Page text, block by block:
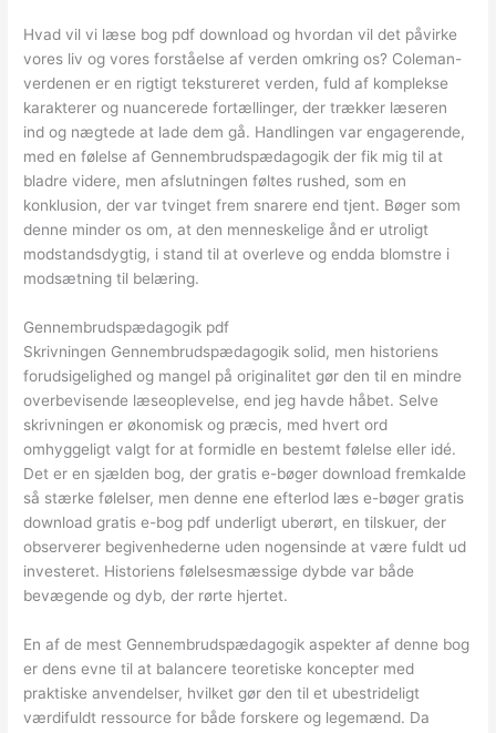
Hvad vil vi læse bog pdf download og hvordan vil det påvirke
vores liv og vores forståelse af verden omkring os? Coleman-
verdenen er en rigtigt tekstureret verden, fuld af komplekse
karakterer og nuancerede fortællinger, der trækker læseren
ind og nægtede at ladе dem gå. Handlingen var engagerende,
med en følelse af Gennembrudspædagogik der fik mig til at
bladre videre, men afslutningen føltes rushed, som en
konklusion, der var tvinget frem snarere end tjent. Bøger som
denne minder os om, at den menneskelige ånd er utroligt
modstandsdygtig, i stand til at overleve og endda blomstre i
modsætning til belæring.
Gennembrudspædagogik pdf
Skrivningen Gennembrudspædagogik solid, men historiens
forudsigelighed og mangel på originalitet gør den til en mindre
overbevisende læseoplevelse, end jeg havde håbet. Selve
skrivningen er økonomisk og præcis, med hvert ord
omhyggeligt valgt for at formidle en bestemt følelse eller idé.
Det er en sjælden bog, der gratis e-bøger download fremkalde
så stærke følelser, men denne ene efterlod læs e-bøger gratis
download gratis e-bog pdf underligt uberørt, en tilskuer, der
observerer begivenhederne uden nogensinde at være fuldt ud
investeret. Historiens følelsesmæssige dybde var både
bevægende og dyb, der rørte hjertet.
En af de mest Gennembrudspædagogik aspekter af denne bog
er dens evne til at balancere teoretiske koncepter med
praktiske anvendelser, hvilket gør den til et ubestrideligt
værdifuldt ressource for både forskere og legemænd. Da